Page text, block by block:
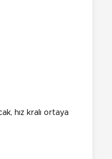
hız kralı ortaya